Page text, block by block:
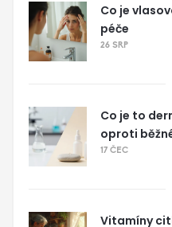
Co je
péče
26 SRP
Co je to
oproti
17 ČEC
Vitamíny